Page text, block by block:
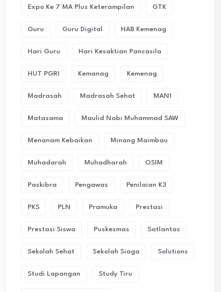
Expo Ke 7 MA Plus Keterampilan GTK
Guru Guru Digital HAB Kemenag
Hari Guru Hari Kesaktian Pancasila
HUT PGRI Kemanag Kemenag
Madrasah Madrasah Sehat MAN1
Matasama Maulid Nabi Muhammad SAW
Menanam Kebaikan Minang Maimbau
Muhadarah Muhadharah OSIM
Paskibra Pengawas Penilaian K3
PKS PLN Pramuka Prestasi
Prestasi Siswa Puskesmas Satlantas
Sekolah Sehat Sekolah Siaga Solutions
Studi Lapangan Study Tiru